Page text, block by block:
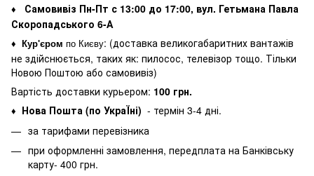
♦
Самовивіз Пн-Пт с 13:00 до 17:00, вул. Гетьмана Павла
Скоропадського 6-А
♦ Кур'єром по Києву: (доставка великогабаритних вантажів
не здійснюється, таких як: пилосос, телевізор тощо. Тільки
Новою Поштою або самовивіз)
Вартість доставки курьером: 100 грн.
♦ Нова Пошта (по УкраЇні) - термін 3-4 дні.
за тарифами перевізника
при оформленні замовлення, передплата на Банківську
карту- 400 грн.